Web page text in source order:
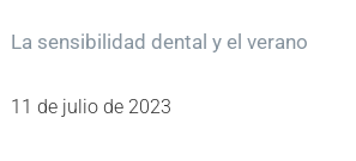
La sensibilidad dental y el verano
11 de julio de 2023